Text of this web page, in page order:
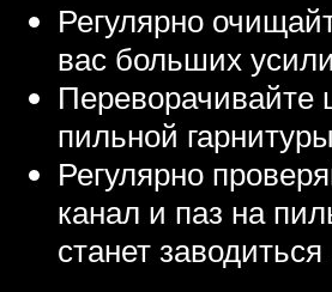
Регулярно
вас больших
Переворачивайте
пильной
Регулярно
канал и паз на
станет